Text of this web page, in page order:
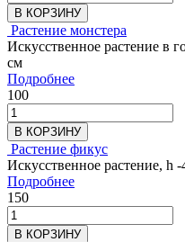
В КОРЗИНУ
Растение монстера
Искусственное растение в
см
Подробнее
100
В КОРЗИНУ
Растение фикус
Искусственное растение, h
Подробнее
150
В КОРЗИНУ